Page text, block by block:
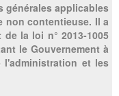
générales applicables
non contentieuse. Il a
la loi n° 2013-1005
le Gouvernement à
et les